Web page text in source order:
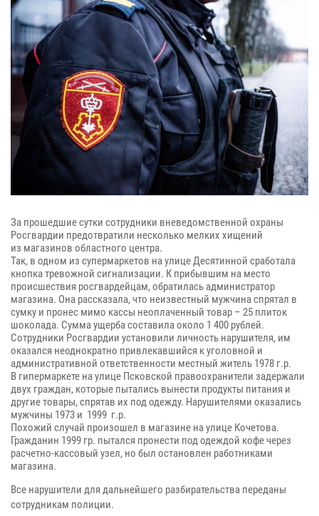
За прошедшие сутки сотрудники вневедомственной охраны
Росгвардии предотвратили несколько мелких хищений
из магазинов областного центра.
Так, в одном из супермаркетов на улице Десятинной сработала
кнопка тревожной сигнализации. К прибывшим на место
происшествия росгвардейцам, обратилась администратор
магазина. Она рассказала, что неизвестный мужчина спрятал в
сумку и пронес мимо кассы неоплаченный товар – 25 плиток
шоколада. Сумма ущерба составила около 1 400 рублей.
Сотрудники Росгвардии установили личность нарушителя, им
оказался неоднократно привлекавшийся к уголовной и
административной ответственности местный житель 1978 г.р.
В гипермаркете на улице Псковской правоохранители задержали
двух граждан, которые пытались вынести продукты питания и
другие товары, спрятав их под одежду. Нарушителями оказались
мужчины 1973 и 1999 г.р.
Похожий случай произошел в магазине на улице Кочетова.
Гражданин 1999 гр. пытался пронести под одеждой кофе через
расчетно-кассовый узел, но был остановлен работниками
магазина.
Все нарушители для дальнейшего разбирательства переданы
сотрудникам полиции.